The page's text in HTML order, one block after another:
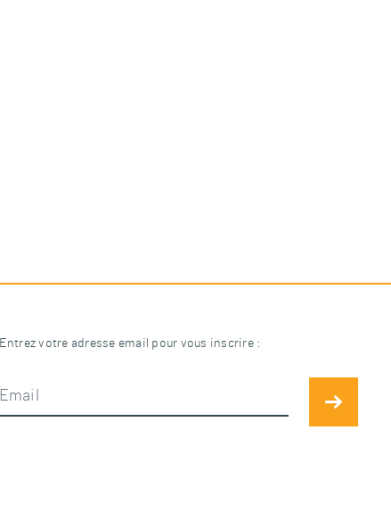
Entrez votre adresse email pour vous inscrire :